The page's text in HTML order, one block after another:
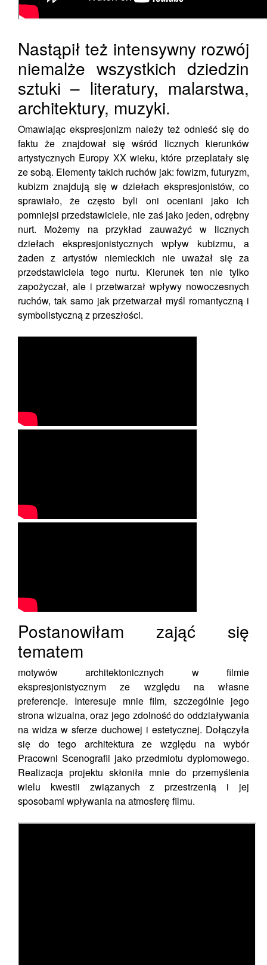
Nastąpił też intensywny rozwój
niemalże wszystkich dziedzin
sztuki – literatury, malarstwa,
architektury, muzyki.
Omawiając ekspresjonizm należy też odnieść się do
faktu że znajdował się wśród licznych kierunków
artystycznych Europy XX wieku, które przeplatały się
ze sobą. Elementy takich ruchów jak: fowizm, futuryzm,
kubizm znajdują się w dziełach ekspresjonistów, co
sprawiało, że często byli oni oceniani jako ich
pomniejsi przedstawiciele, nie zaś jako jeden, odrębny
nurt. Możemy na przykład zauważyć w licznych
dziełach ekspresjonistycznych wpływ kubizmu, a
żaden z artystów niemieckich nie uważał się za
przedstawiciela tego nurtu. Kierunek ten nie tylko
zapożyczał, ale i przetwarzał wpływy nowoczesnych
ruchów, tak samo jak przetwarzał myśl romantyczną i
symbolistyczną z przeszłości.
Postanowiłam zająć się
tematem
motywów architektonicznych w filmie
ekspresjonistycznym ze względu na własne
preferencje. Interesuje mnie film, szczególnie jego
strona wizualna, oraz jego zdolność do oddziaływania
na widza w sferze duchowej i estetycznej. Dołączyła
się do tego architektura ze względu na wybór
Pracowni Scenografii jako przedmiotu dyplomowego.
Realizacja projektu skłoniła mnie do przemyślenia
wielu kwestii związanych z przestrzenią i jej
sposobami wpływania na atmosferę filmu.